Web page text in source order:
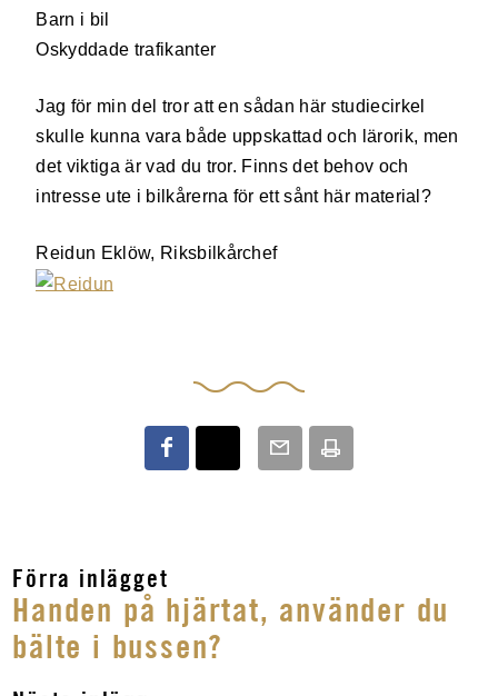
Barn i bil
Oskyddade trafikanter
Jag för min del tror att en sådan här studiecirkel
skulle kunna vara både uppskattad och lärorik, men
det viktiga är vad du tror. Finns det behov och
intresse ute i bilkårerna för ett sånt här material?
Reidun Eklöw, Riksbilkårchef
Förra inlägget
Handen på hjärtat, använder du
bälte i bussen?